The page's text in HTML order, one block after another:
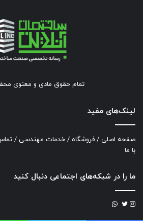
تمام حقوق مادی و معنوی
لینک‌های مفید
صفحه اصلی / فروشگاه / خدمات مهندسی /
با ما
ما را در شبکه‌های اجتماعی دنبال کنید